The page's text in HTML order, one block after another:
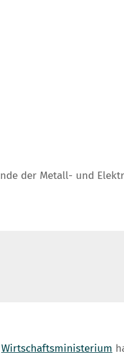
der Metall- und
Wirtschaftsministerium